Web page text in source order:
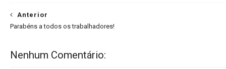
Anterior
Parabéns a todos os trabalhadores!
Nenhum Comentário: